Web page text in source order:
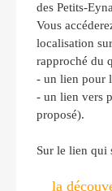
des Petits-
Vous
localisation
rapproché du
- un lien pour
- un lien vers
proposé).
Sur le lien qui
la